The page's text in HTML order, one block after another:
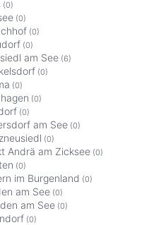
(0)
(0)
(0)
(0)
am See (6)
(0)
(0)
(0)
(0)
am See (0)
(0)
Andrä am Zicksee (0)
(0)
im Burgenland (0)
am See (0)
am See (0)
(0)